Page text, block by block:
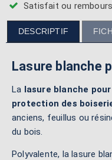
Satisfait ou
DESCRIPTIF
Lasure blanche
La lasure blanche
protection des
anciens, feuillus ou
du bois.
Polyvalente, la lasure